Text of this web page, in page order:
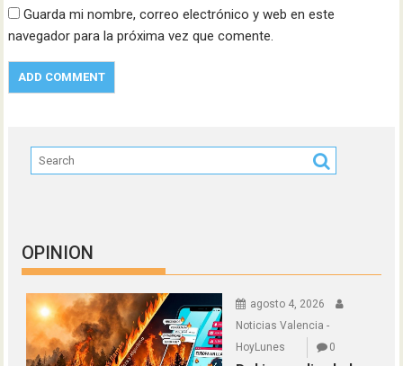
Guarda mi nombre, correo electrónico y web en este
navegador para la próxima vez que comente.
OPINION
agosto 4, 2026
Noticias Valencia -
HoyLunes
0